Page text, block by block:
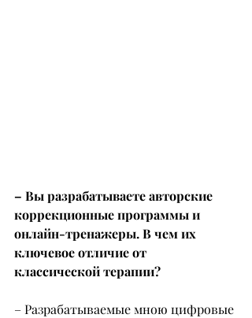
– Вы разрабатываете авторские
коррекционные программы и
онлайн-тренажеры. В чем их
ключевое отличие от
классической терапии?
– Разрабатываемые мною цифровые